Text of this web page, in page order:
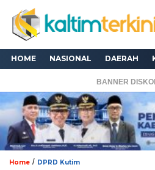
HOME NASIONAL DAERAH
BANNER
Home / DPRD Kutim